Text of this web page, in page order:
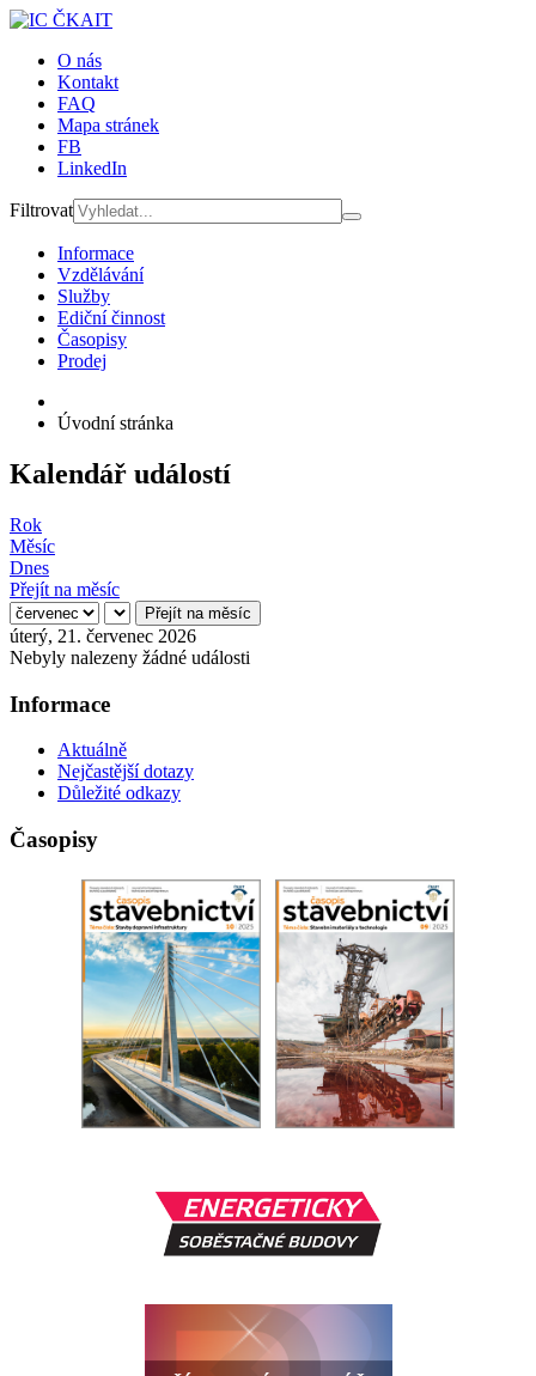
O nás
Kontakt
FAQ
Mapa stránek
FB
LinkedIn
Filtrovat
Informace
Vzdělávání
Služby
Ediční činnost
Časopisy
Prodej
Úvodní stránka
Kalendář událostí
Rok
Měsíc
Dnes
Přejít na měsíc
Přejít na měsíc
úterý, 21. červenec 2026
Nebyly nalezeny žádné události
Informace
Aktuálně
Nejčastější dotazy
Důležité odkazy
Časopisy